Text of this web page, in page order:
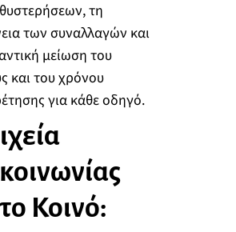
τη
των συναλλαγών και
μείωση του
και του χρόνου
για κάθε οδηγό.
Κοινό: